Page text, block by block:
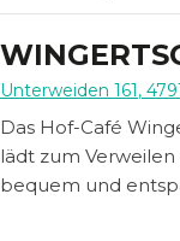
Unterweiden 161,
Das Hof-Café
lädt zum Verweilen
bequem und